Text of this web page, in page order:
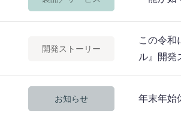
開発ストーリー
この令和
ル』開発
お知らせ 年末年始